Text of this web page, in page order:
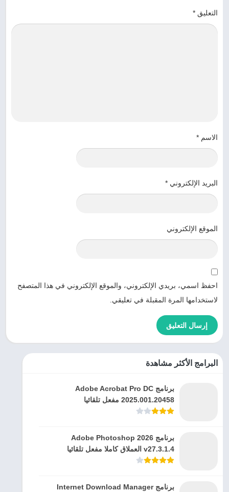
التعليق *
الاسم *
البريد الإلكتروني *
الموقع الإلكتروني
احفظ اسمي، بريدي الإلكتروني، والموقع الإلكتروني في هذا المتصفح
لاستخدامها المرة المقبلة في تعليقي.
البرامج الأكثر مشاهدة
برنامج Adobe Acrobat Pro DC
2025.001.20458 مفعل تلقائيا
برنامج Adobe Photoshop 2026
v27.3.1.4 العملاق كاملا مفعل تلقائيا
برنامج Internet Download Manager